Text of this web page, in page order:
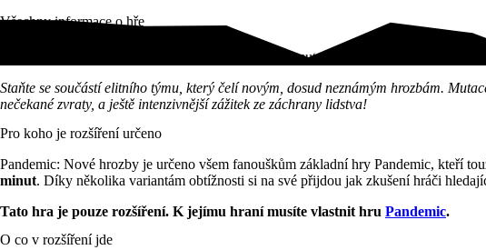
Všechny informace o hře
Nové výzvy ve hře Pandemic: Nové hrozby! Čelte mutacím, zhoubným kmenům a
Staňte se součástí elitního týmu, který čelí novým, dosud neznámým hrozbám.
nečekané zvraty, a ještě intenzivnější zážitek ze záchrany lidstva!
Pro koho je rozšíření určeno
Pandemic: Nové hrozby je určeno všem fanouškům základní hry Pandemic, kteří
minut. Díky několika variantám obtížnosti si na své přijdou jak zkušení hráči
Tato hra je pouze rozšíření. K jejímu hraní musíte vlastnit hru Pandemic.
O co v rozšíření jde